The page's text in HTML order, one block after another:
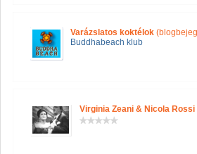
Varázslatos koktélok
Buddhabeach klub
Virginia Zeani & Nicola